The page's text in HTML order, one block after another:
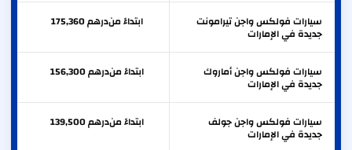
سيارات فولكس واجن تيرامونت
جديدة في الإمارات
ابتداءً من 175,360درهم
سيارات فولكس واجن أماروك
جديدة في الإمارات
ابتداءً من 156,300درهم
سيارات فولكس واجن جولف
جديدة في الإمارات
ابتداءً من 139,500درهم